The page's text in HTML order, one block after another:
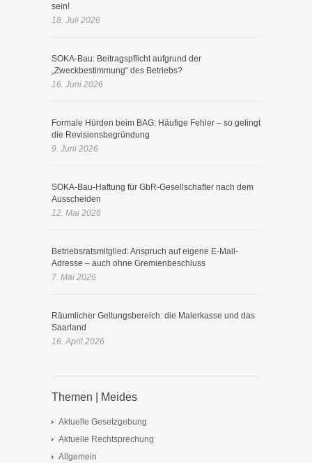
sein!
18. Juli 2026
SOKA-Bau: Beitragspflicht aufgrund der
„Zweckbestimmung“ des Betriebs?
16. Juni 2026
Formale Hürden beim BAG: Häufige Fehler – so gelingt
die Revisionsbegründung
9. Juni 2026
SOKA-Bau-Haftung für GbR-Gesellschafter nach dem
Ausscheiden
12. Mai 2026
Betriebsratsmitglied: Anspruch auf eigene E-Mail-
Adresse – auch ohne Gremienbeschluss
7. Mai 2026
Räumlicher Geltungsbereich: die Malerkasse und das
Saarland
16. April 2026
Themen | Meides
Aktuelle Gesetzgebung
Aktuelle Rechtsprechung
Allgemein